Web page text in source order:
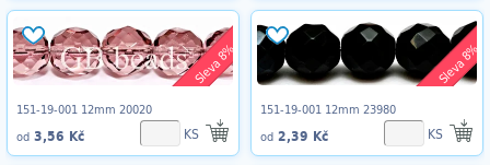
Sleva 8%
151-19-001 12mm 20020
od 3,56 Kč KS
Sleva 8%
151-19-001 12mm 23980
od 2,39 Kč KS